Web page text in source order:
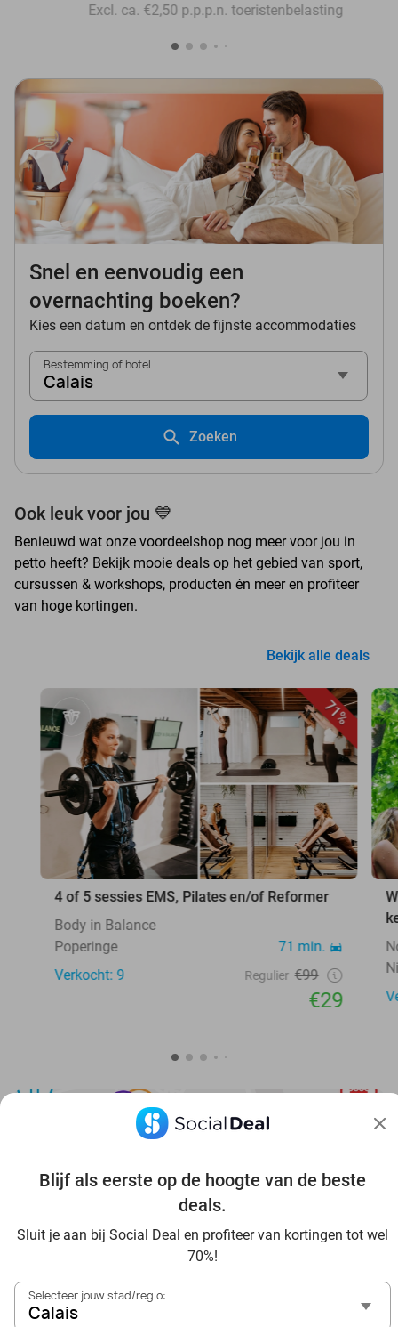
Blijf als eerste op de hoogte van de beste
deals.
Sluit je aan bij Social Deal en profiteer van kortingen tot wel
70%!
Selecteer jouw stad/regio:
Calais
Excl. ca. €2,50 p.p.p.n. toeristenbelasting
Snel en eenvoudig een
overnachting boeken?
Kies een datum en ontdek de fijnste accommodaties
Bestemming of hotel
Calais
Zoeken
Ook leuk voor jou 💙
Benieuwd wat onze voordeelshop nog meer voor jou in
petto heeft? Bekijk mooie deals op het gebied van sport,
cursussen & workshops, producten én meer en profiteer
van hoge kortingen.
Bekijk alle deals
71%
4 of 5 sessies EMS, Pilates en/of Reformer
Body in Balance
Poperinge
71 min.
Verkocht: 9
Regulier €99
€29
Ontdek nog meer voordeel in jouw omgeving